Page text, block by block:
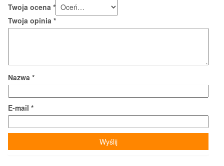
Twoja ocena *
Twoja opinia *
Nazwa *
E-mail *